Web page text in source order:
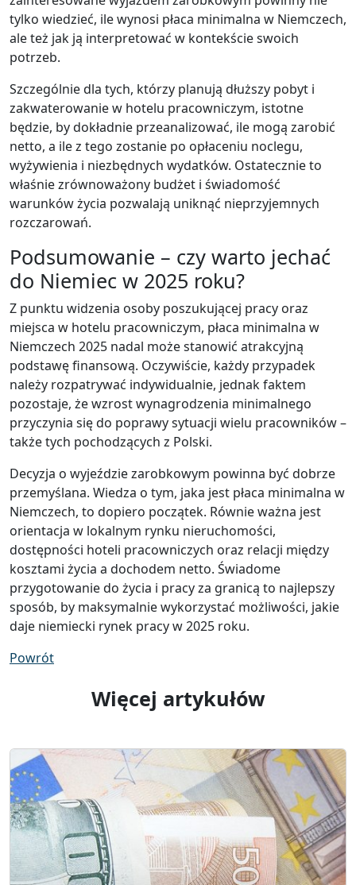
tylko wiedzieć, ile wynosi płaca minimalna w Niemczech,
ale też jak ją interpretować w kontekście swoich
potrzeb.
Szczególnie dla tych, którzy planują dłuższy pobyt i
zakwaterowanie w hotelu pracowniczym, istotne
będzie, by dokładnie przeanalizować, ile mogą zarobić
netto, a ile z tego zostanie po opłaceniu noclegu,
wyżywienia i niezbędnych wydatków. Ostatecznie to
właśnie zrównoważony budżet i świadomość
warunków życia pozwalają uniknąć nieprzyjemnych
rozczarowań.
Podsumowanie – czy warto jechać
do Niemiec w 2025 roku?
Z punktu widzenia osoby poszukującej pracy oraz
miejsca w hotelu pracowniczym, płaca minimalna w
Niemczech 2025 nadal może stanowić atrakcyjną
podstawę finansową. Oczywiście, każdy przypadek
należy rozpatrywać indywidualnie, jednak faktem
pozostaje, że wzrost wynagrodzenia minimalnego
przyczynia się do poprawy sytuacji wielu pracowników –
także tych pochodzących z Polski.
Decyzja o wyjeździe zarobkowym powinna być dobrze
przemyślana. Wiedza o tym, jaka jest płaca minimalna w
Niemczech, to dopiero początek. Równie ważna jest
orientacja w lokalnym rynku nieruchomości,
dostępności hoteli pracowniczych oraz relacji między
kosztami życia a dochodem netto. Świadome
przygotowanie do życia i pracy za granicą to najlepszy
sposób, by maksymalnie wykorzystać możliwości, jakie
daje niemiecki rynek pracy w 2025 roku.
Powrót
Więcej artykułów